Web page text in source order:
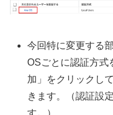
今回特に変更する
OSごとに認証方式
加」をクリックし
きます。（認証設
す。）